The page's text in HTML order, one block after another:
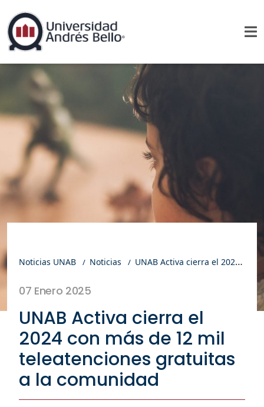
Noticias UNAB Noticias UNAB Activa cierra el 2024 con más de 12 mil teleatenciones gratuitas a la comunidad
07 Enero 2025
UNAB Activa cierra el
2024 con más de 12 mil
teleatenciones gratuitas
a la comunidad